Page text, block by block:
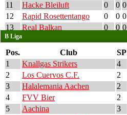
11
Hacke Bleiluft 0 0 0
12
Rapid Rosettentango 0 0 0
13
Real Balkan 0 0 0
B Liga
Pos. Club SP
1
Knallgas Strikers 4
2
Los Cuervos C.F. 2
3
Halalemania Aachen 2
4
FVV Bier 2
5
Aachina 3